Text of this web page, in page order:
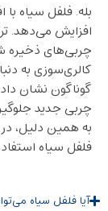
بله. فلفل سیاه
افزایش می‌دهد.
چربی‌های ذخیره
کالری‌سوزی به
گوناگون نشان
چربی جدید
به‌ همین دلیل،
فلفل سیاه
آیا فلفل سیاه